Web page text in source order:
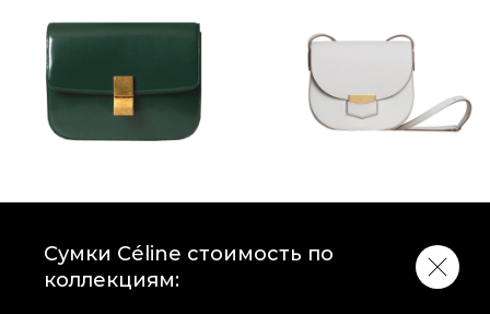
Сумки Céline стоимость по
коллекциям: